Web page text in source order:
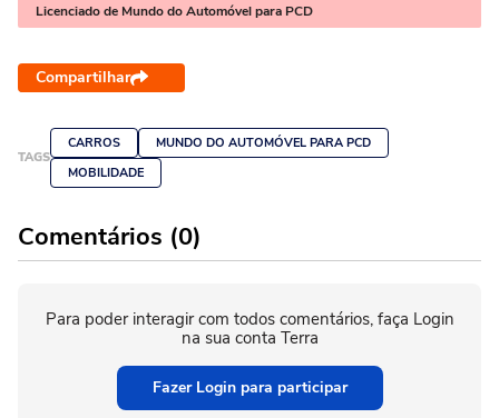
Licenciado de Mundo do Automóvel para PCD
Compartilhar
TAGS
CARROS
MUNDO DO AUTOMÓVEL PARA PCD
MOBILIDADE
Comentários (0)
Para poder interagir com todos comentários, faça Login
na sua conta Terra
Fazer Login para participar